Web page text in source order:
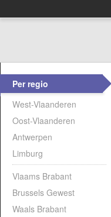
Per regio
West-Vlaanderen
Oost-Vlaanderen
Antwerpen
Limburg
Vlaams Brabant
Brussels Gewest
Waals Brabant